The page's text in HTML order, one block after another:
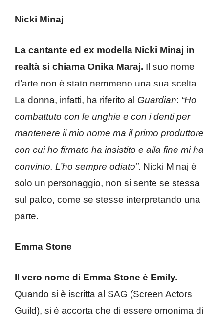
Nicki Minaj
La cantante ed ex modella Nicki Minaj in
realtà si chiama Onika Maraj. Il suo nome
d’arte non è stato nemmeno una sua scelta.
La donna, infatti, ha riferito al Guardian: “Ho
combattuto con le unghie e con i denti per
mantenere il mio nome ma il primo produttore
con cui ho firmato ha insistito e alla fine mi ha
convinto. L’ho sempre odiato”. Nicki Minaj è
solo un personaggio, non si sente se stessa
sul palco, come se stesse interpretando una
parte.
Emma Stone
Il vero nome di Emma Stone è Emily.
Quando si è iscritta al SAG (Screen Actors
Guild), si è accorta che di essere omonima di